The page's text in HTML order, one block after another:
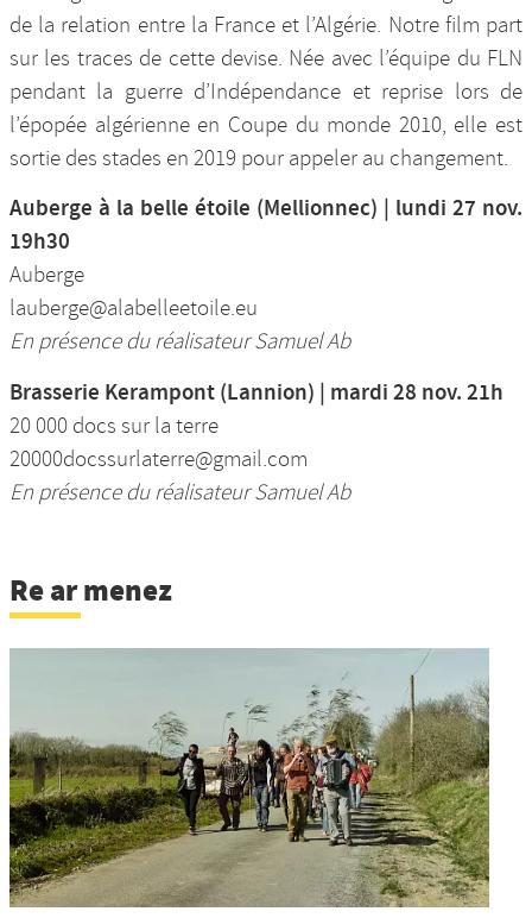
de la relation entre la France et l’Algérie. Notre film part
sur les traces de cette devise. Née avec l’équipe du FLN
pendant la guerre d’Indépendance et reprise lors de
l’épopée algérienne en Coupe du monde 2010, elle est
sortie des stades en 2019 pour appeler au changement.
Auberge à la belle étoile (Mellionnec) | lundi 27 nov.
19h30
Auberge
lauberge@alabelleetoile.eu
En présence du réalisateur Samuel Ab
Brasserie Kerampont (Lannion) | mardi 28 nov. 21h
20 000 docs sur la terre
20000docssurlaterre@gmail.com
En présence du réalisateur Samuel Ab
Re ar menez